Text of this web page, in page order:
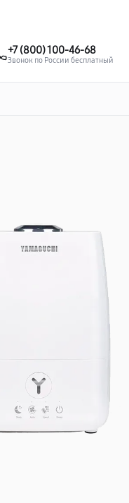
+7 (800) 100-46-68
Звонок по России бесплатный